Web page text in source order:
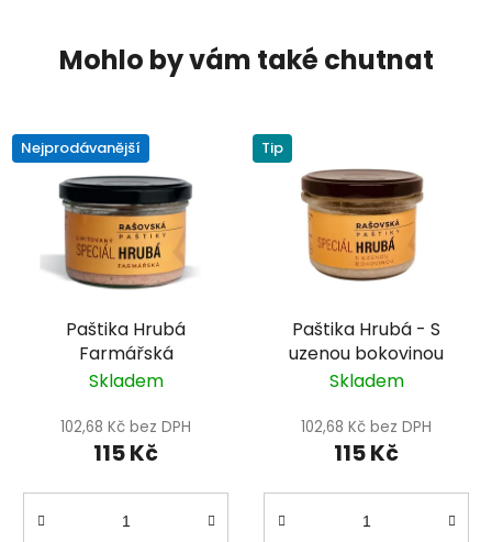
Nejprodávanější
Paštika Hrubá
Farmářská
Skladem
102,68 Kč bez DPH
115 Kč
Tip
Paštika Hrubá - S
uzenou bokovinou
Skladem
102,68 Kč bez DPH
115 Kč